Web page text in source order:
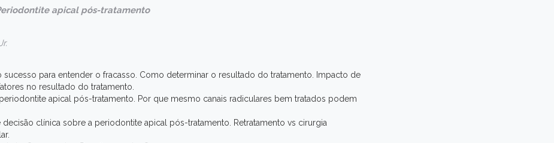
apical pós-tratamento
sucesso para entender o fracasso. Como determinar o resultado do tratamento. Impacto de
no resultado do tratamento.
apical pós-tratamento. Por que mesmo canais radiculares bem tratados podem
decisão clínica sobre a periodontite apical pós-tratamento. Retratamento vs cirurgia